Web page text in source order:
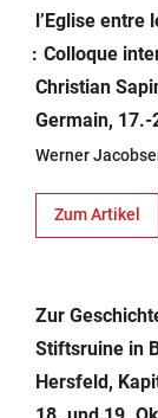
l’Eglise entre
Colloque
Christian
Germain,
Werner
Zum Artikel
Zur
Stiftsruine in
Hersfeld,